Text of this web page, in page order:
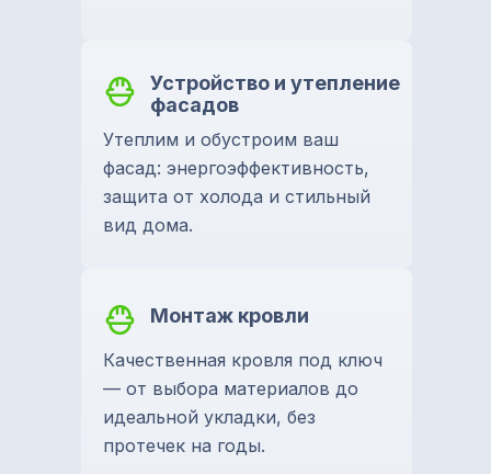
Устройство и утепление
фасадов
Утеплим и обустроим ваш
фасад: энергоэффективность,
защита от холода и стильный
вид дома.
Монтаж кровли
Качественная кровля под ключ
— от выбора материалов до
идеальной укладки, без
протечек на годы.